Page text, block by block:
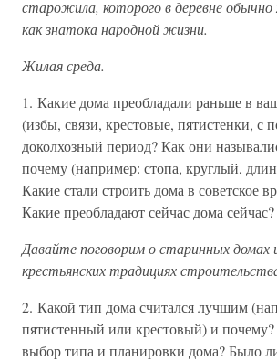
старожила, которого в деревне
как знатока народной жизни.
Жилая среда.
1. Какие дома преобладали раньше в
(избы, связи, крестовые, пятистенки, с
доколхозный период? Как они
почему (например: стопа, круглый,
Какие стали строить дома в советское
Какие преобладают сейчас дома сейчас?
Давайте поговорим о старинных домах
крестьянских традициях
2. Какой тип дома считался лучшим
пятистенный или крестовый) и почему?
выбор типа и планировки дома? Было